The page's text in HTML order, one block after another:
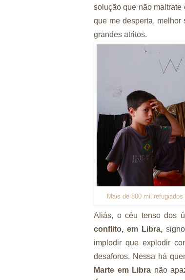
solução que não maltrate
que me desperta, melhor
grandes atritos.
Mais de 800 mil
Aliás, o céu tenso dos
conflito, em Libra,signo
implodir que explodir
desaforos. Nessa há
Marte em Libra não